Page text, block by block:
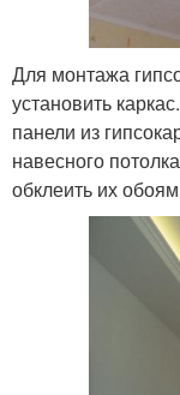
Для монтажа
установить
панели из
навесного
обклеить их